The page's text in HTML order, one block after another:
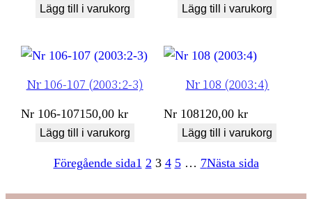
Lägg till i varukorg Lägg till i varukorg
Nr 106-107 (2003:2-3)
Nr 106-107150,00kr
Lägg till i varukorg
Nr 108 (2003:4)
Nr 108120,00kr
Lägg till i varukorg
Föregående sida1 2 3 4 5 … 7Nästa sida